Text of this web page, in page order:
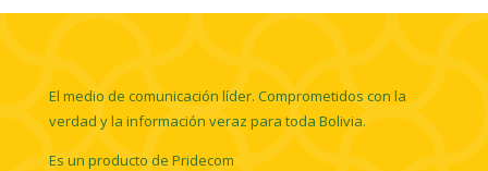
El medio de comunicación líder. Comprometidos con la
verdad y la información veraz para toda Bolivia.
Es un producto de Pridecom